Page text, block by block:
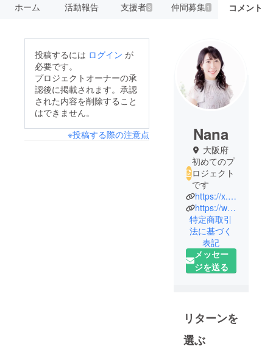
ホーム 活動報告 支援者3 仲間募集 1 コメント
投稿するには ログイン が
必要です。
プロジェクトオーナーの承
認後に掲載されます。承認
された内容を削除すること
はできません。
※投稿する際の注意点
Nana
大阪府
初めてのプ
ロジェクト
です
https://x.com/WILDRACE_JP
https://www.instagram.com/wildraceco?utm_source=ig_web_button_share_sheet&igsh=ZDNlZDc0MzIxNw==
特定商取引
法に基づく
表記
メッセー
ジを送る
リターンを
選ぶ